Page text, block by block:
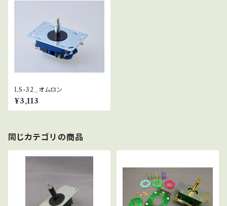
LS-32_オムロン
¥3,113
同じカテゴリの商品